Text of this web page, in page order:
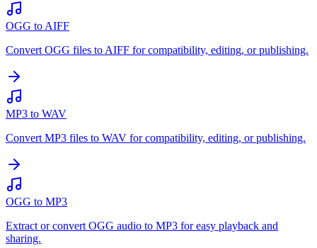
OGG to AIFF
Convert OGG files to AIFF for compatibility, editing, or publishing.
MP3 to WAV
Convert MP3 files to WAV for compatibility, editing, or publishing.
OGG to MP3
Extract or convert OGG audio to MP3 for easy playback and
sharing.